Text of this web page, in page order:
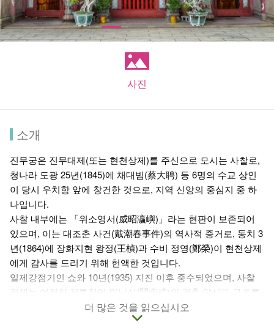
사진
소개
진무궁은 진무대제(또는 현천상제)를 주신으로 모시는 사찰로,
청나라 도광 25년(1845)에 채대빔(蔡大聘) 등 6명의 수교 상인
이 당시 우치항 앞에 창건한 것으로, 지역 신앙의 중심지 중 하
나입니다.
사찰 내부에는 「위소영서(威昭瀛嶼)」라는 현판이 보존되어
있으며, 이는 대조춘 사건(戴潮春事件)의 역사적 증거로, 동치 3
년(1864)에 장화지현 왕정(王楨)과 수비 정영(鄭榮)이 현천상제
에게 감사를 드리기 위해 헌액한 것입니다.
일제강점기인 쇼와 10년(1935) 지진 이후 중수되었으며, 사찰
전체는 여전히 전통적인 민남식(閩南式)의 건축 양식과 구조를
잘 보존하고 있습니다. 사찰은 북향남좌(坐北朝南) 형태로, 삼
천전(三川殿), 배전(拜殿), 정전(正殿)의 구조가 온전히 유지되
더 많은 것을 읽으십시오